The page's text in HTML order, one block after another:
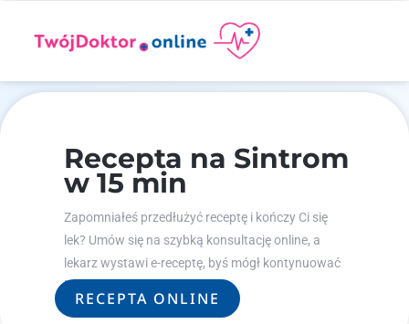
Recepta na Sintrom
w 15 min
Zapomniałeś przedłużyć receptę i kończy Ci się
lek? Umów się na szybką konsultację online, a
lekarz wystawi e-receptę, byś mógł kontynuować
leczenie.
RECEPTA ONLINE